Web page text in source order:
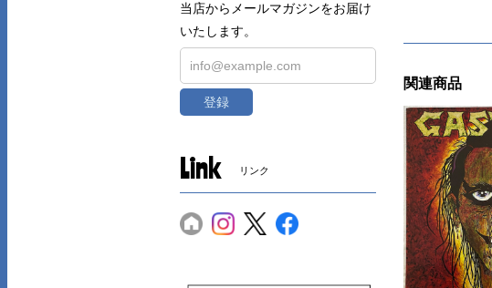
関連商品
当店からメールマガジンをお届け
いたします。
登録
Link リンク